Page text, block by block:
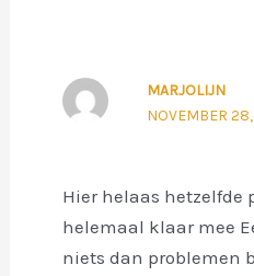
MARJOLIJN
NOVEMBER
Hier helaas hetzelfde
helemaal klaar mee
niets dan problemen